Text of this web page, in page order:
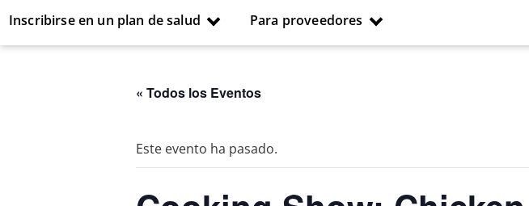
Inscribirse en un plan de salud Para proveedores
« Todos los Eventos
Este evento ha pasado.